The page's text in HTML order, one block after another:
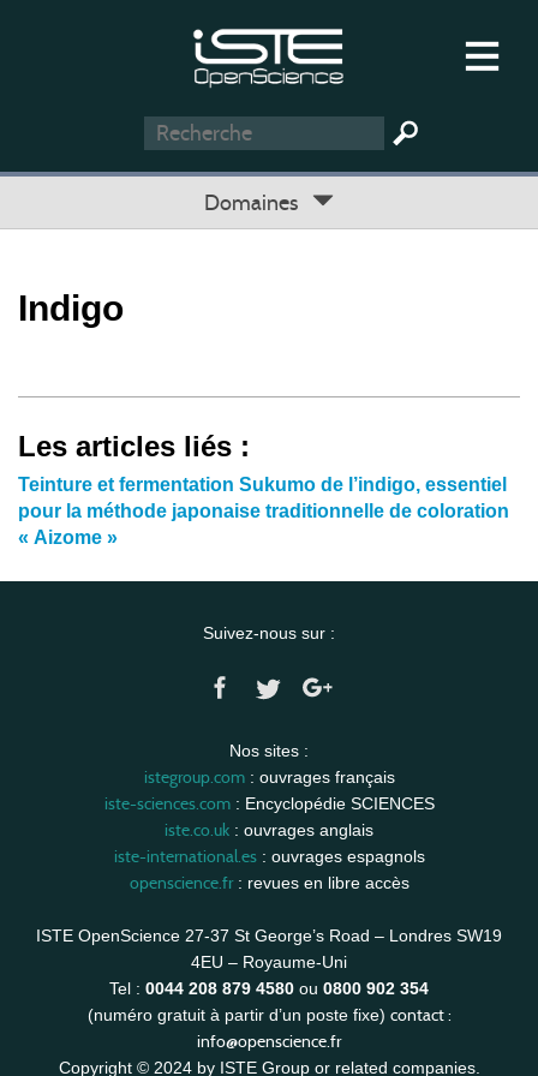
Domaines
Indigo
Les articles liés :
Teinture et fermentation Sukumo de l’indigo, essentiel
pour la méthode japonaise traditionnelle de coloration
« Aizome »
Suivez-nous sur :
Nos sites :
istegroup.com: ouvrages français
iste-sciences.com: Encyclopédie SCIENCES
iste.co.uk : ouvrages anglais
iste-international.es: ouvrages espagnols
openscience.fr: revues en libre accès
ISTE OpenScience 27-37 St George’s Road – Londres SW19
4EU – Royaume-Uni
Tel : 0044 208 879 4580 ou 0800 902 354
(numéro gratuit à partir d’un poste fixe) contact :
info@openscience.fr
Copyright © 2024 by ISTE Group or related companies.